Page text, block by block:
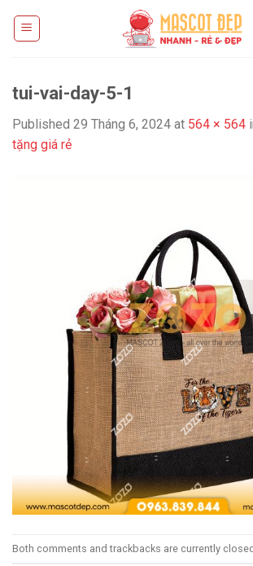
tui-vai-day-5-1
Published 29 Tháng 6, 2024 at 564 × 564
tặng giá rẻ
Both comments and trackbacks are currently